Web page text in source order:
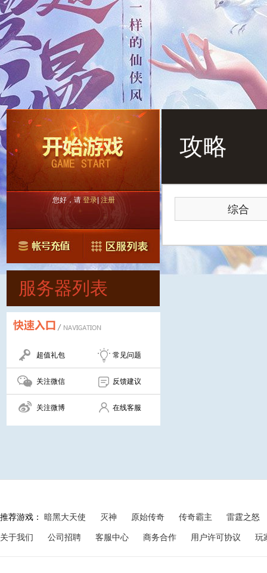
您好，请登录|注册
服务器列表
超值礼包 常见问题
关注微信 反馈建议
关注微博 在线客服
攻略
综合
推荐游戏： 暗黑大天使 灭神 原始传奇 传奇霸主 雷霆之怒
关于我们 公司招聘 客服中心 商务合作 用户许可协议 玩